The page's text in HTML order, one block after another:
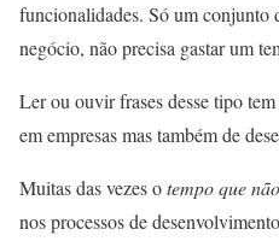
funcionalidades. Só um conjunto
negócio, não precisa gastar um
Ler ou ouvir frases desse tipo
em empresas mas também de
Muitas das vezes otempo que
nos processos de